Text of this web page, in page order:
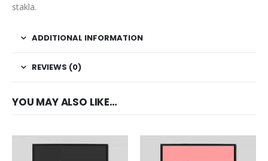
stakla.
ADDITIONAL INFORMATION
REVIEWS (0)
YOU MAY ALSO LIKE…